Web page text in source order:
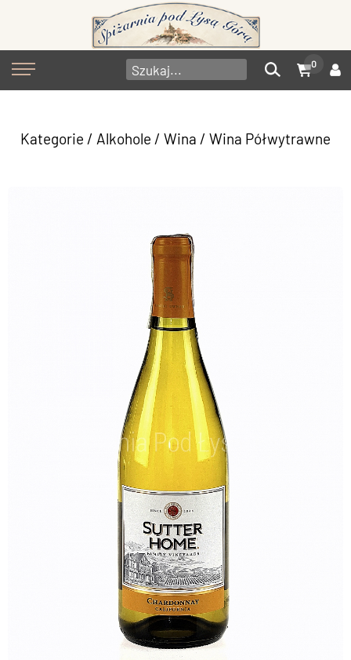
0
Kategorie / Alkohole / Wina / Wina Półwytrawne